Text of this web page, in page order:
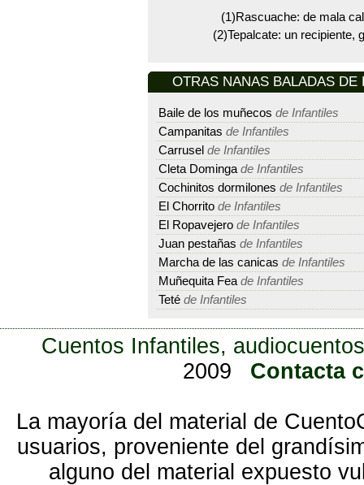
(1)Rascuache: de mala
(2)Tepalcate: un recipiente,
OTRAS NANAS BALADAS
Baile de los muñecos de Infantiles
Campanitas de Infantiles
Carrusel de Infantiles
Cleta Dominga de Infantiles
Cochinitos dormilones de Infantiles
El Chorrito de Infantiles
El Ropavejero de Infantiles
Juan pestañas de Infantiles
Marcha de las canicas de Infantiles
Muñequita Fea de Infantiles
Teté de Infantiles
Cuentos Infantiles,
2009
Contacta
La mayoría del material de
usuarios, proveniente del
alguno del material expuesto